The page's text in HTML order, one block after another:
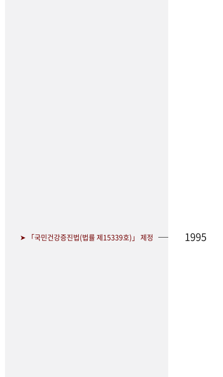
➤ 「국민건강증진법(법률 제15339호)」 제정 1995